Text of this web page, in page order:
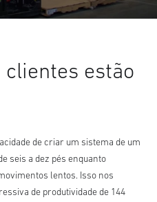
clientes estão
de criar um sistema de um
seis a dez pés enquanto
lentos. Isso nos
de produtividade de 144